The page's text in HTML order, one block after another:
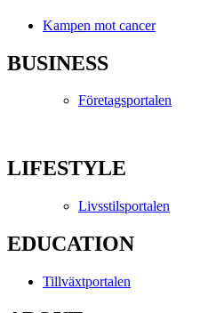
Kampen mot cancer
BUSINESS
Företagsportalen
LIFESTYLE
Livsstilsportalen
EDUCATION
Tillväxtportalen